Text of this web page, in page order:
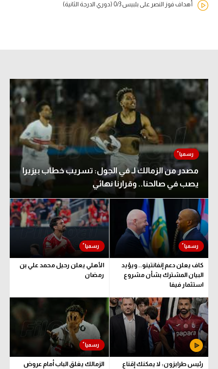
أهداف فوز النصر على بلبيس 0/3 (دوري الدرجة الثانية)
مصدر من الزمالك لـ في الجول: تسريب خطاب بيزيرا
يصب في صالحنا.. وقرارنا نهائي
كاف يعلن دعم إنفانتينو.. ويؤيد
البيان المشترك بشأن مشروع
استثمار فيفا
الأهلي يعلن رحيل محمد علي بن
رمضان
رئيس طرابزون: لا يمكنك إقناع
الزمالك يغلق الباب أمام عروض